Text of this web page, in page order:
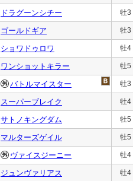
ドラグーンシチー 牡3
ゴールドギア 牡3
ショワドゥロワ 牡4
ワンショットキラー 牡5
バトルマイスター 牡3
スーパーブレイク 牡4
サトノキングダム 牡5
マルターズゲイル 牡5
ヴァイスジーニー 牡4
ジュンヴァリアス 牡4